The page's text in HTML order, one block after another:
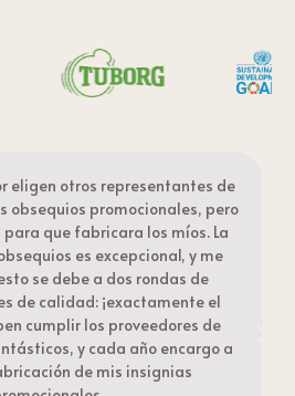
eligen otros representantes de
obsequios promocionales, pero
para que fabricara los míos. La
es excepcional, y me
se debe a dos rondas de
de calidad: ¡exactamente el
cumplir los proveedores de
y cada año encargo a
de mis insignias